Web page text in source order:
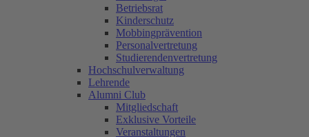
Betriebsrat
Kinderschutz
Mobbingprävention
Personalvertretung
Studierendenvertretung
Hochschulverwaltung
Lehrende
Alumni Club
Mitgliedschaft
Exklusive Vorteile
Veranstaltungen